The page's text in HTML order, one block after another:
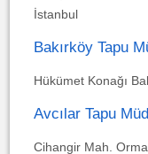
İstanbul
Bakırköy Tapu
Hükümet Konağı
Avcılar Tapu
Cihangir Mah.